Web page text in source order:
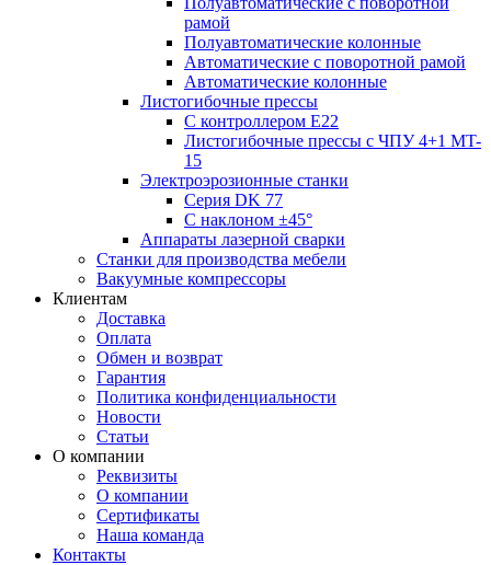
рамой
Полуавтоматические колонные
Автоматические с поворотной рамой
Автоматические колонные
Листогибочные прессы
С контроллером E22
Листогибочные прессы с ЧПУ 4+1 MT-
15
Электроэрозионные станки
Серия DK 77
С наклоном ±45°
Аппараты лазерной сварки
Станки для производства мебели
Вакуумные компрессоры
Клиентам
Доставка
Оплата
Обмен и возврат
Гарантия
Политика конфиденциальности
Новости
Статьи
О компании
Реквизиты
О компании
Сертификаты
Наша команда
Контакты